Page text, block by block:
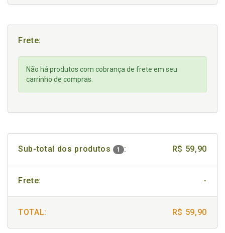
Frete:
Não há produtos com cobrança de frete em seu
carrinho de compras.
Sub-total dos produtos 1 : R$ 59,90
Frete: -
TOTAL: R$ 59,90